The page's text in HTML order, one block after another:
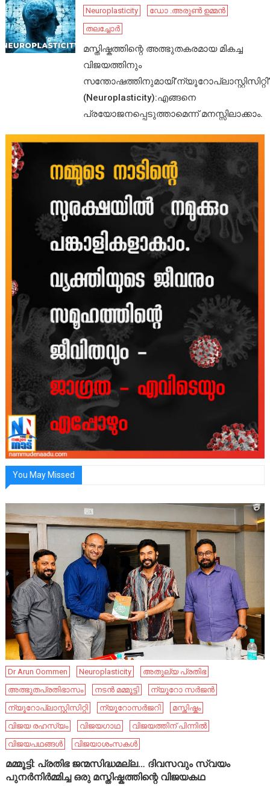
Neuroplasticity
ഡോ .അരുൺ ഉമ്മൻ
തലച്ചോർ
മസ്തിഷ്കത്തിന്റെ അത്ഭുതകരമായ മികച്ച
വിജയത്തിനും
സന്തോഷത്തിനുമായി’ന്യൂറോപ്ലാസ്റ്റിസിറ്റി’
(Neuroplasticity):എങ്ങനെ
പ്രയോജനപ്പെടുത്താമെന്ന് മനസ്സിലാക്കാം.
You May Missed
Dr Arun Oommen Neuroplasticity
അതുല്യ പ്രതിഭ
അത്ഭുതപ്രതിഭാസം
നടൻ മമ്മൂട്ടി
ന്യൂറോ സർജൻ
ന്യൂറോപ്ലാസ്റ്റിസിറ്റി
ന്യൂറോസർജറി
മസ്തിഷ്കം
വിജയ രഹസ്യം
വിജയഗാഥ
വിജയത്തിന് പിന്നിൽ
വിജയപഥങ്ങൾ
വിജയാശംസകൾ
മമ്മൂട്ടി: പ്രതിഭ ജന്മസിദ്ധമല്ല… ദിവസവും സ്വയം
പുനർനിർമ്മിച്ച ഒരു മസ്തിഷ്കത്തിന്റെ വിജയകഥ